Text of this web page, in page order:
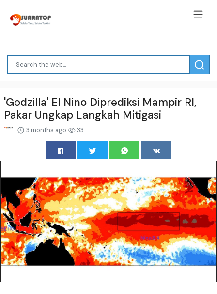
'Godzilla' El Nino Diprediksi Mampir RI,
Pakar Ungkap Langkah Mitigasi
3 months ago 33